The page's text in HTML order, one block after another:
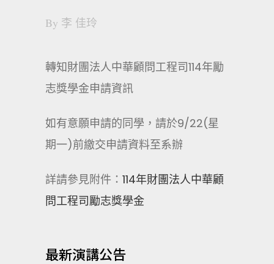
By 李 佳玲
轉知財團法人中華顧問工程司114年勵
志獎學金申請資訊
如有意願申請的同學，請於9/22(星
期一)前繳交申請資料至系辦
詳請參見附件： 114年財團法人中華顧
問工程司勵志獎學金
最新演講公告